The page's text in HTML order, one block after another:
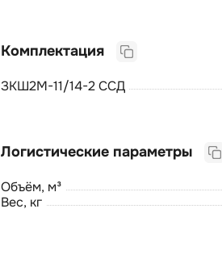
ЗКШ2М-11/14-2 ССД
Объём, м³
Вес, кг